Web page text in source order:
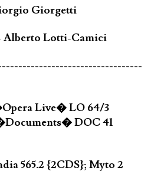
Giorgetti
Alberto Lotti-Camici
Live� LO 64/3
DOC 41
565.2 {2CDS}; Myto 2